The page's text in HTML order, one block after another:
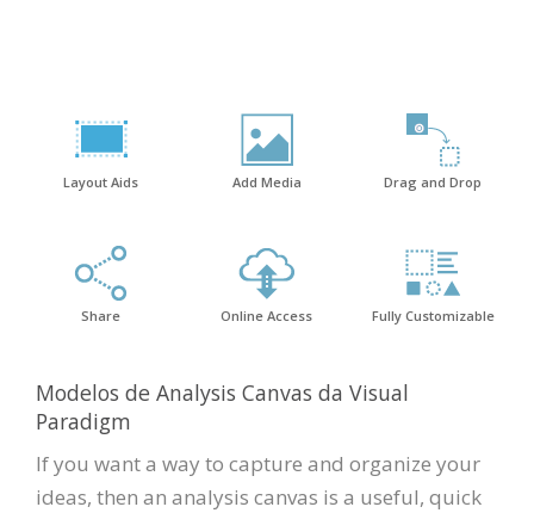
Layout Aids Add Media Drag and Drop
Share Online Access Fully Customizable
Modelos de Analysis Canvas da Visual
Paradigm
If you want a way to capture and organize your
ideas, then an analysis canvas is a useful, quick